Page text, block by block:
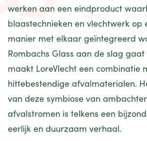
werken aan een eindproduct
blaastechnieken en vlechtwerk op
manier met elkaar geïntegreerd
Rombachs Glass aan de slag
maakt LoreVlecht een combinatie
hittebestendige afvalmaterialen.
van deze symbiose van
afvalstromen is telkens een
eerlijk en duurzaam verhaal.